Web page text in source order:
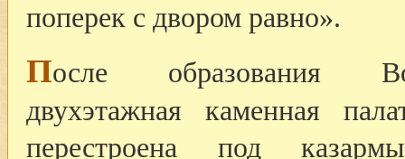
поперек с двором равно».
После образования
двухэтажная каменная
перестроена под